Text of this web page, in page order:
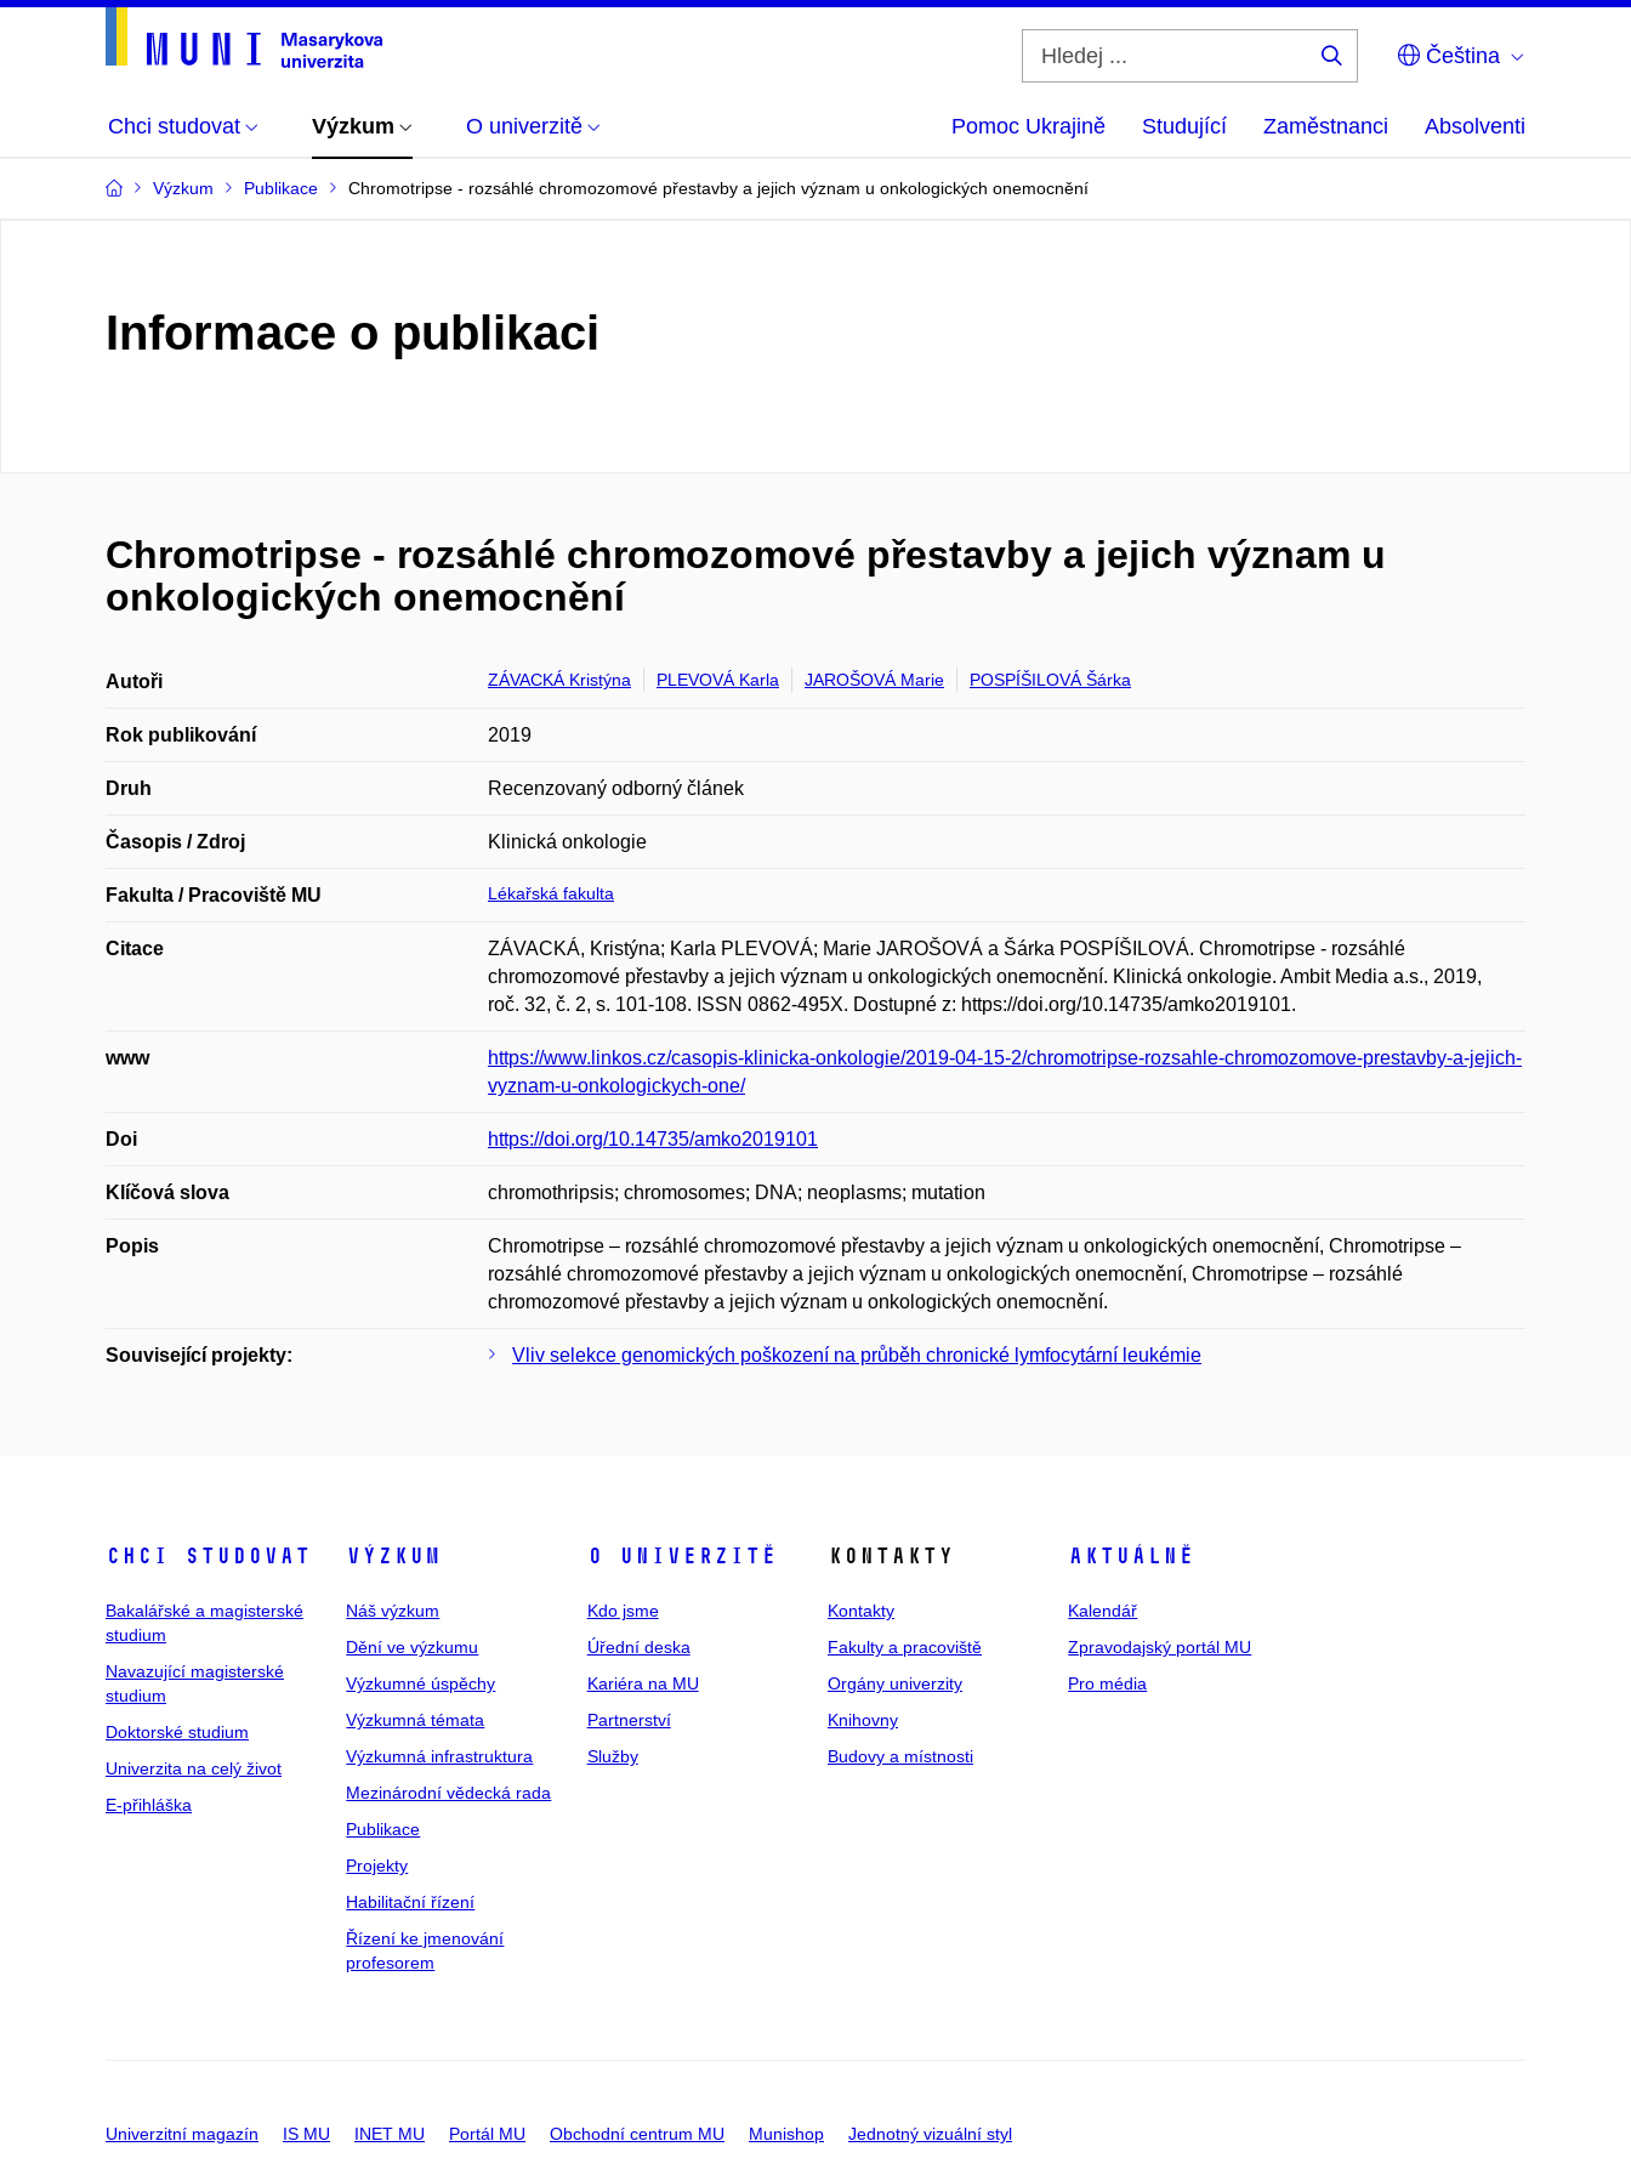
Čeština
Chci studovat Výzkum O univerzitě Pomoc Ukrajině Studující Zaměstnanci Absolventi
Výzkum Publikace Chromotripse - rozsáhlé chromozomové přestavby a jejich význam u onkologických onemocnění
Informace o publikaci
Chromotripse - rozsáhlé chromozomové přestavby a jejich význam u
onkologických onemocnění
Autoři ZÁVACKÁ Kristýna PLEVOVÁ Karla JAROŠOVÁ Marie POSPÍŠILOVÁ Šárka
Rok publikování 2019
Druh Recenzovaný odborný článek
Časopis / Zdroj Klinická onkologie
Fakulta / Pracoviště MU Lékařská fakulta
Citace
ZÁVACKÁ, Kristýna; Karla PLEVOVÁ; Marie JAROŠOVÁ a Šárka POSPÍŠILOVÁ. Chromotripse - rozsáhlé
chromozomové přestavby a jejich význam u onkologických onemocnění. Klinická onkologie. Ambit Media a.s., 2019,
roč. 32, č. 2, s. 101-108. ISSN 0862-495X. Dostupné z: https://doi.org/10.14735/amko2019101.
www
https://www.linkos.cz/casopis-klinicka-onkologie/2019-04-15-2/chromotripse-rozsahle-chromozomove-prestavby-a-jejich-
vyznam-u-onkologickych-one/
Doi https://doi.org/10.14735/amko2019101
Klíčová slova chromothripsis; chromosomes; DNA; neoplasms; mutation
Popis
Chromotripse – rozsáhlé chromozomové přestavby a jejich význam u onkologických onemocnění, Chromotripse –
rozsáhlé chromozomové přestavby a jejich význam u onkologických onemocnění, Chromotripse – rozsáhlé
chromozomové přestavby a jejich význam u onkologických onemocnění.
Související projekty: Vliv selekce genomických poškození na průběh chronické lymfocytární leukémie
Chci studovat
Bakalářské a magisterské
studium
Navazující magisterské
studium
Doktorské studium
Univerzita na celý život
E-přihláška
Výzkum
Náš výzkum
Dění ve výzkumu
Výzkumné úspěchy
Výzkumná témata
Výzkumná infrastruktura
Mezinárodní vědecká rada
Publikace
Projekty
Habilitační řízení
Řízení ke jmenování
profesorem
O univerzitě
Kdo jsme
Úřední deska
Kariéra na MU
Partnerství
Služby
Kontakty
Kontakty
Fakulty a pracoviště
Orgány univerzity
Knihovny
Budovy a místnosti
Aktuálně
Kalendář
Zpravodajský portál MU
Pro média
Univerzitní magazín IS MU INET MU Portál MU Obchodní centrum MU Munishop Jednotný vizuální styl